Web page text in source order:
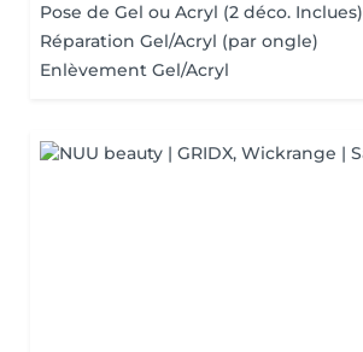
Pose de Gel ou Acryl (2 déco. Inclues)
Réparation Gel/Acryl (par ongle)
Enlèvement Gel/Acryl